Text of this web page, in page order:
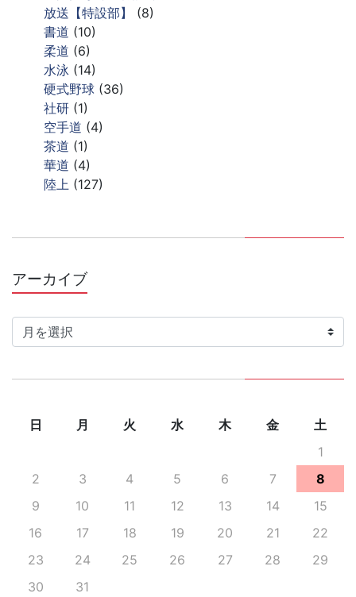
放送【特設部】
(8)
書道 (10)
柔道 (6)
水泳 (14)
硬式野球 (36)
社研 (1)
空手道 (4)
茶道 (1)
華道 (4)
陸上 (127)
アーカイブア
ー
カ
日 月 火 水 木 金
土
1
2
3 4 5 6 7
8
9
10 11 12 13 14
15
16
17 18 19 20 21
22
23
24 25 26 27 28
29
30
31